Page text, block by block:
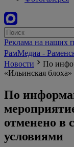
Реклама на наших
РамМедиа -
Новости
По
«Ильинская
По
отменено в
условиями